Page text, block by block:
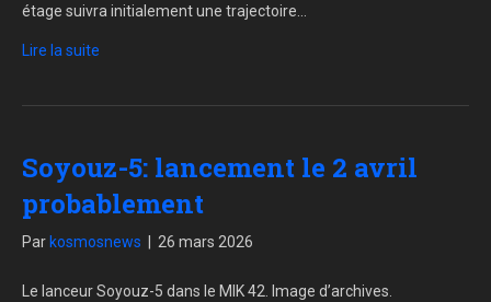
étage suivra initialement une trajectoire…
Lire la suite
Soyouz-5: lancement le 2 avril
probablement
Par kosmosnews 26 mars 2026
Le lanceur Soyouz-5 dans le MIK 42. Image d’archives.